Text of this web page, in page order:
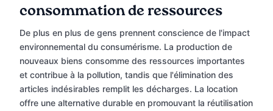
consommation de ressources
De plus en plus de gens prennent conscience de l'impact
environnemental du consumérisme. La production de
nouveaux biens consomme des ressources importantes
et contribue à la pollution, tandis que l'élimination des
articles indésirables remplit les décharges. La location
offre une alternative durable en promouvant la réutilisation